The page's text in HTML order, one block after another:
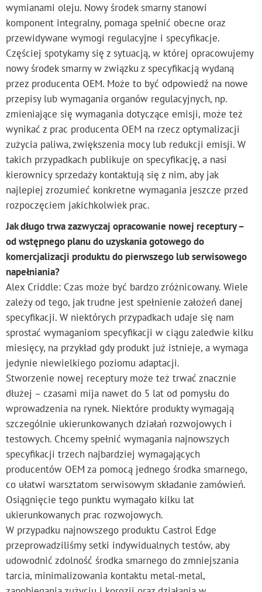
wymianami oleju. Nowy środek smarny stanowi
komponent integralny, pomaga spełnić obecne oraz
przewidywane wymogi regulacyjne i specyfikacje.
Częściej spotykamy się z sytuacją, w której opracowujemy
nowy środek smarny w związku z specyfikacją wydaną
przez producenta OEM. Może to być odpowiedź na nowe
przepisy lub wymagania organów regulacyjnych, np.
zmieniające się wymagania dotyczące emisji, może też
wynikać z prac producenta OEM na rzecz optymalizacji
zużycia paliwa, zwiększenia mocy lub redukcji emisji. W
takich przypadkach publikuje on specyfikację, a nasi
kierownicy sprzedaży kontaktują się z nim, aby jak
najlepiej zrozumieć konkretne wymagania jeszcze przed
rozpoczęciem jakichkolwiek prac.
Jak długo trwa zazwyczaj opracowanie nowej receptury –
od wstępnego planu do uzyskania gotowego do
komercjalizacji produktu do pierwszego lub serwisowego
napełniania?
Alex Criddle: Czas może być bardzo zróżnicowany. Wiele
zależy od tego, jak trudne jest spełnienie założeń danej
specyfikacji. W niektórych przypadkach udaje się nam
sprostać wymaganiom specyfikacji w ciągu zaledwie kilku
miesięcy, na przykład gdy produkt już istnieje, a wymaga
jedynie niewielkiego poziomu adaptacji.
Stworzenie nowej receptury może też trwać znacznie
dłużej – czasami mija nawet do 5 lat od pomysłu do
wprowadzenia na rynek. Niektóre produkty wymagają
szczególnie ukierunkowanych działań rozwojowych i
testowych. Chcemy spełnić wymagania najnowszych
specyfikacji trzech najbardziej wymagających
producentów OEM za pomocą jednego środka smarnego,
co ułatwi warsztatom serwisowym składanie zamówień.
Osiągnięcie tego punktu wymagało kilku lat
ukierunkowanych prac rozwojowych.
W przypadku najnowszego produktu Castrol Edge
przeprowadziliśmy setki indywidualnych testów, aby
udowodnić zdolność środka smarnego do zmniejszania
tarcia, minimalizowania kontaktu metal-metal,